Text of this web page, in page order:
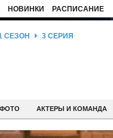
НОВИНКИ РАСПИСАНИЕ
СЕЗОН 3 СЕРИЯ
ФОТО АКТЕРЫ И КОМАНДА